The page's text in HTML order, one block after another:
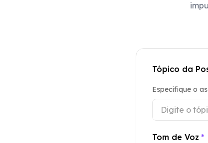
Tópico da
Especifique o
Tom de Voz *